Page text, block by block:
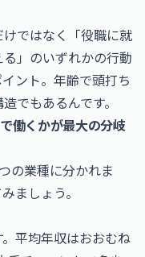
ではなく「役職に就
」のいずれかの行動
ント。年齢で頭打ち
でもあるんです。
働くかが最大の分岐
の業種に分かれま
ましょう。
平均年収はおおむね